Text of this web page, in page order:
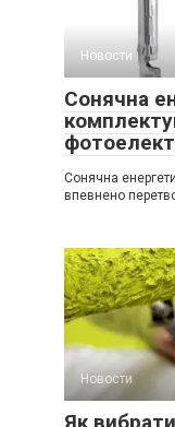
Новости
Сонячна
Сонячна
впевнено
Новости